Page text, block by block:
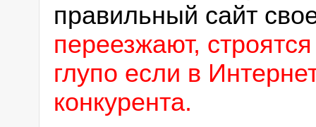
правильный сайт
переезжают,
глупо если в
конкурента.